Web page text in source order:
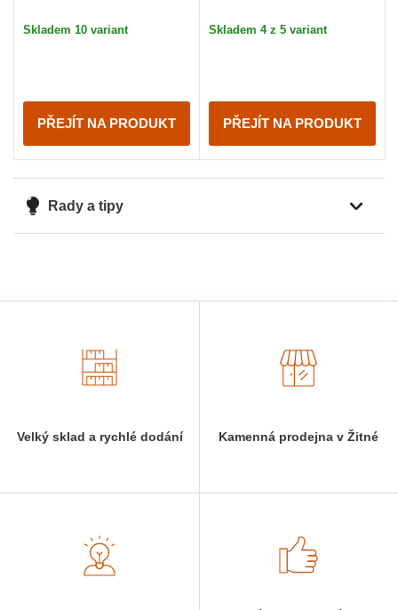
Skladem 10 variant
PŘEJÍT NA PRODUKT
Skladem 4 z 5 variant
PŘEJÍT NA PRODUKT
Rady a tipy
Velký sklad a rychlé dodání Kamenná prodejna v Žitné